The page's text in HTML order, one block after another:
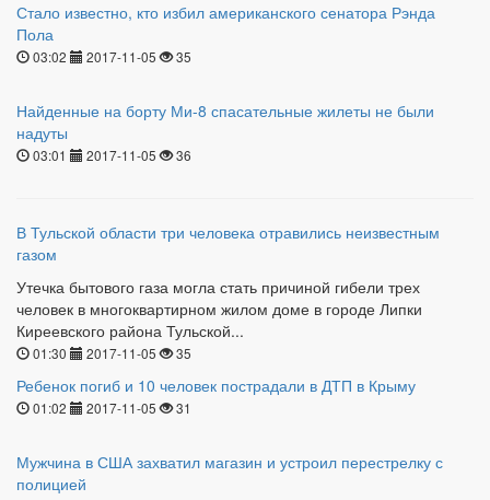
Стало известно, кто избил американского сенатора Рэнда
Пола
03:02 2017-11-05 35
Найденные на борту Ми-8 спасательные жилеты не были
надуты
03:01 2017-11-05 36
В Тульской области три человека отравились неизвестным
газом
Утечка бытового газа могла стать причиной гибели трех
человек в многоквартирном жилом доме в городе Липки
Киреевского района Тульской...
01:30 2017-11-05 35
Ребенок погиб и 10 человек пострадали в ДТП в Крыму
01:02 2017-11-05 31
Мужчина в США захватил магазин и устроил перестрелку с
полицией